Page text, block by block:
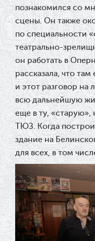
познакомился со
сцены. Он также
по специальности
театрально-
он работать в
рассказала, что там
и этот разговор на
всю дальнейшую
еще в ту, «старую»,
ТЮЗ. Когда
здание на
для всех, в том